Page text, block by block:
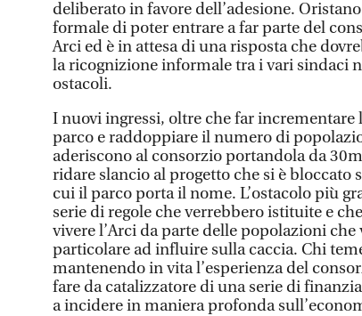
deliberato in favore dell’adesione.
formale di poter entrare a far parte del
Arci ed è in attesa di una risposta che
la ricognizione informale tra i vari sindaci
ostacoli.
I nuovi ingressi, oltre che far incrementare
parco e raddoppiare il numero di
aderiscono al consorzio portandola da
ridare slancio al progetto che si è
cui il parco porta il nome. L’ostacolo più
serie di regole che verrebbero istituite e
vivere l’Arci da parte delle popolazioni
particolare ad influire sulla caccia. Chi
mantenendo in vita l’esperienza del
fare da catalizzatore di una serie di
a incidere in maniera profonda